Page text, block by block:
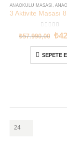
ANAOKULU MASASI
out of 5
₺57.990,00 ₺
SEPETE